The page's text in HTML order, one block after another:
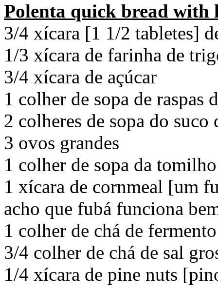
Polenta quick bread with
3/4 xícara [1 1/2 tabletes]
1/3 xícara de farinha de
3/4 xícara de açúcar
1 colher de sopa de raspas
2 colheres de sopa do
3 ovos grandes
1 colher de sopa da
1 xícara de cornmeal [um
acho que fubá funciona
1 colher de chá de
3/4 colher de chá de sal
1/4 xícara de pine nuts